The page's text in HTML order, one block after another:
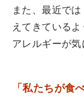
また、最近で
えてきているよ
アレルギーが気
「私たちが食